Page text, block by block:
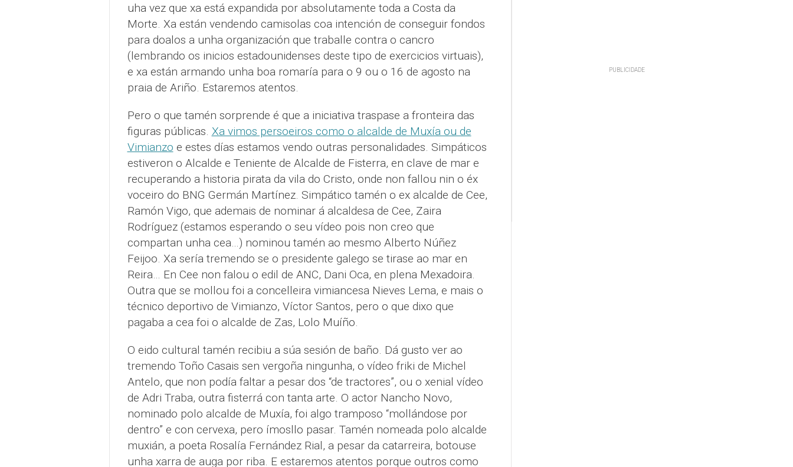
uha vez que xa está expandida por absolutamente toda a Costa da
Morte. Xa están vendendo camisolas coa intención de conseguir fondos
para doalos a unha organización que traballe contra o cancro
(lembrando os inicios estadounidenses deste tipo de exercicios virtuais),
e xa están armando unha boa romaría para o 9 ou o 16 de agosto na
praia de Ariño. Estaremos atentos.
Pero o que tamén sorprende é que a iniciativa traspase a fronteira das
figuras públicas. Xa vimos persoeiros como o alcalde de Muxía ou de
Vimianzo e estes días estamos vendo outras personalidades. Simpáticos
estiveron o Alcalde e Teniente de Alcalde de Fisterra, en clave de mar e
recuperando a historia pirata da vila do Cristo, onde non fallou nin o éx
voceiro do BNG Germán Martínez. Simpático tamén o ex alcalde de Cee,
Ramón Vigo, que ademais de nominar á alcaldesa de Cee, Zaira
Rodríguez (estamos esperando o seu vídeo pois non creo que
compartan unha cea…) nominou tamén ao mesmo Alberto Núñez
Feijoo. Xa sería tremendo se o presidente galego se tirase ao mar en
Reira… En Cee non falou o edil de ANC, Dani Oca, en plena Mexadoira.
Outra que se mollou foi a concelleira vimiancesa Nieves Lema, e mais o
técnico deportivo de Vimianzo, Víctor Santos, pero o que dixo que
pagaba a cea foi o alcalde de Zas, Lolo Muíño.
O eido cultural tamén recibiu a súa sesión de baño. Dá gusto ver ao
tremendo Toño Casais sen vergoña ningunha, o vídeo friki de Michel
Antelo, que non podía faltar a pesar dos “de tractores”, ou o xenial vídeo
de Adri Traba, outra fisterrá con tanta arte. O actor Nancho Novo,
nominado polo alcalde de Muxía, foi algo tramposo “mollándose por
dentro” e con cervexa, pero ímosllo pasar. Tamén nomeada polo alcalde
muxián, a poeta Rosalía Fernández Rial, a pesar da catarreira, botouse
unha xarra de auga por riba. E estaremos atentos porque outros como